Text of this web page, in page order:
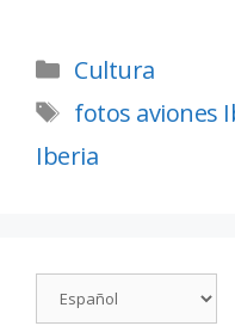
Cultura
fotos aviones
Iberia